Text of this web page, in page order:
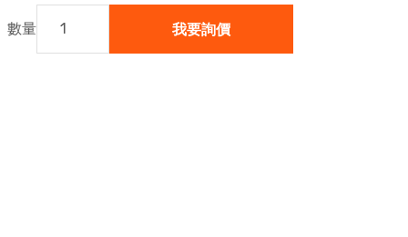
數量 我要詢價